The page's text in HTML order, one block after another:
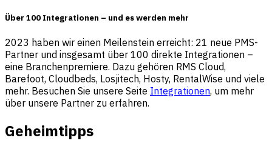
Über 100 Integrationen – und es werden mehr
2023 haben wir einen Meilenstein erreicht: 21 neue PMS-
Partner und insgesamt über 100 direkte Integrationen –
eine Branchenpremiere. Dazu gehören RMS Cloud,
Barefoot, Cloudbeds, Losjitech, Hosty, RentalWise und viele
mehr. Besuchen Sie unsere Seite Integrationen, um mehr
über unsere Partner zu erfahren.
Geheimtipps